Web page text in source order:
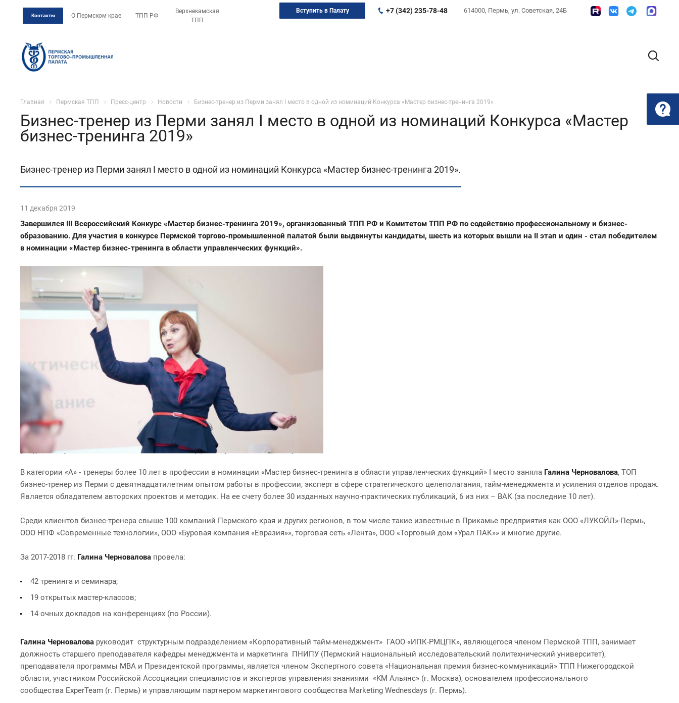
Контакты О Пермском крае ТПП РФ
Верхнекамская
ТПП
614000, Пермь, ул. Советская, 24Б
+7 (342) 235-78-48
Вступить в Палату
Главная Пермская ТПП Пресс-центр Новости Бизнес-тренер из Перми занял I место в одной из номинаций Конкурса «Мастер бизнес-тренинга 2019»
Бизнес-тренер из Перми занял I место в одной из номинаций Конкурса «Мастер
бизнес-тренинга 2019»
Бизнес-тренер из Перми занял I место в одной из номинаций Конкурса «Мастер бизнес-тренинга 2019».
11 декабря 2019
Завершился III Всероссийский Конкурс «Мастер бизнес-тренинга 2019», организованный ТПП РФ и Комитетом ТПП РФ по содействию профессиональному и бизнес-
образованию. Для участия в конкурсе Пермской торгово-промышленной палатой были выдвинуты кандидаты, шесть из которых вышли на II этап и один - стал победителем
в номинации «Мастер бизнес-тренинга в области управленческих функций».
В категории «А» - тренеры более 10 лет в профессии в номинации «Мастер бизнес-тренинга в области управленческих функций» I место заняла Галина Черновалова, ТОП
бизнес-тренер из Перми с девятнадцатилетним опытом работы в профессии, эксперт в сфере стратегического целеполагания, тайм-менеджмента и усиления отделов продаж.
Является обладателем авторских проектов и методик. На ее счету более 30 изданных научно-практических публикаций, 6 из них – ВАК (за последние 10 лет).
Среди клиентов бизнес-тренера свыше 100 компаний Пермского края и других регионов, в том числе такие известные в Прикамье предприятия как ООО «ЛУКОЙЛ»-Пермь,
ООО НПФ «Современные технологии», ООО «Буровая компания «Евразия»», торговая сеть «Лента», ООО «Торговый дом «Урал ПАК»» и многие другие.
За 2017-2018 гг. Галина Черновалова провела:
42 тренинга и семинара;
19 открытых мастер-классов;
14 очных докладов на конференциях (по России).
Галина Черновалова руководит структурным подразделением «Корпоративный тайм-менеджмент» ГАОО «ИПК-РМЦПК», являющегося членом Пермской ТПП, занимает
должность старшего преподавателя кафедры менеджмента и маркетинга ПНИПУ (Пермский национальный исследовательский политехнический университет),
преподавателя программы МВА и Президентской программы, является членом Экспертного совета «Национальная премия бизнес-коммуникаций» ТПП Нижегородской
области, участником Российской Ассоциации специалистов и экспертов управления знаниями «KM Aльянс» (г. Москва), основателем профессионального
сообщества ExperTeam (г. Пермь) и управляющим партнером маркетингового сообщества Marketing Wednesdays (г. Пермь).